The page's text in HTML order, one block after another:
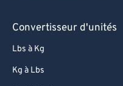
Convertisseur d'unités
Lbs à Kg
Kg à Lbs